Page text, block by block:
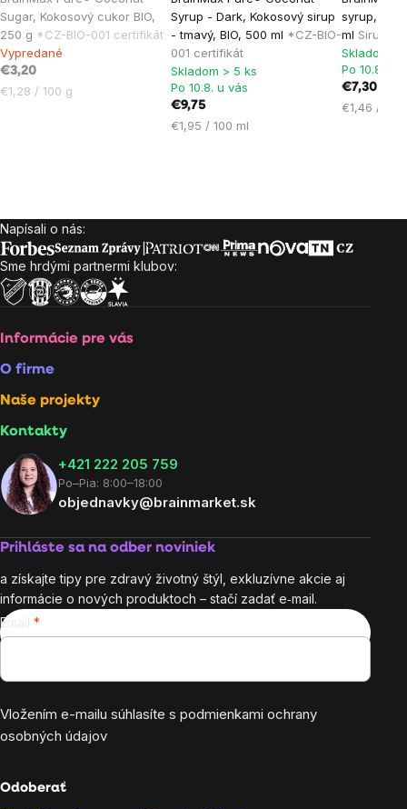
Sugar, Kokosový cukor BIO,
250 g *CZ-BIO-001 certifikát
Vypredané
€3,20
Jednotková
€1,28 / 100 g
Syrup - Dark, Kokosový sirup
- tmavý, BIO, 500 ml *CZ-BIO-
001 certifikát
hodnotenie
produktu
je
5,0
z
Skladom > 5 ks
Po 10.8. u vás
€9,75
Jednotková
€1,95 / 100 ml
syrup,
ml Sirup z
produktu
je
5,0
z
5
Skladom >
Po 10.8. u
€7,30
Jednotková
€1,46 / 100
Zápätie
Napísali o nás:
Sme hrdými partnermi klubov:
Informácie pre vás
O firme
Naše projekty
Kontakty
+421 222 205 759
Po–Pia: 8:00–18:00
objednavky@brainmarket.sk
Prihláste sa na odber noviniek
a získajte tipy pre zdravý životný štýl, exkluzívne akcie aj
informácie o nových produktoch – stačí zadať e‑mail.
Email
Vložením e-mailu súhlasíte s podmienkami ochrany
osobných údajov
Odoberať